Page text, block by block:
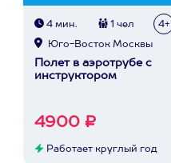
4 мин. 1 чел 4+
Юго-Восток Москвы
Полет в аэротрубе с
инструктором
4900 ₽
Работает круглый год